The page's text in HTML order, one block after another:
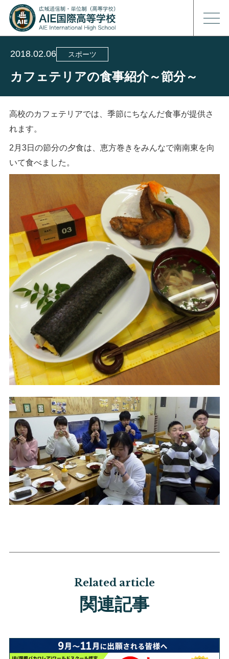
2018.02.06 スポーツ
カフェテリアの食事紹介～節分～
高校のカフェテリアでは、季節にちなんだ食事が提供さ
れます。
2月3日の節分の夕食は、恵方巻きをみんなで南南東を向
いて食べました。
Related article
関連記事